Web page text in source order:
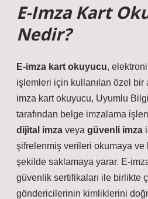
E-Imza Kart
Nedir?
E-imza kart okuyucu,
işlemleri için kullanılan özel bir
imza kart okuyucu, Uyumlu
tarafından belge imzalama
dijital imza veya güvenli imza
şifrelenmiş verileri okumaya ve
şekilde saklamaya yarar. E-
güvenlik sertifikaları ile birlikte
göndericilerinin kimliklerini